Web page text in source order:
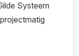
Systeem